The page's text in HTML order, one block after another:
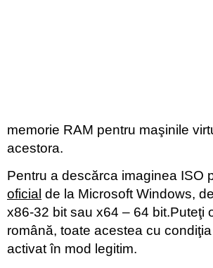
memorie RAM pentru maşinile
acestora.
Pentru a descărca imaginea ISO
oficial de la Microsoft Windows,
x86-32 bit sau x64 – 64 bit.Puteţi
română, toate acestea cu
activat în mod legitim.